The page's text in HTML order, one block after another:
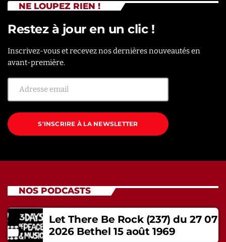
NE LOUPEZ RIEN !
Restez à jour en un clic !
Inscrivez-vous et recevez nos dernières nouveautés en
avant-première.
S'INSCRIRE À LA NEWSLETTER
NOS PODCASTS
Let There Be Rock (237) du 27 07
2026 Bethel 15 août 1969